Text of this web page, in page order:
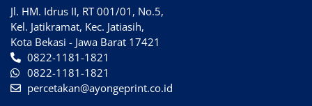
Jl. HM. Idrus II, RT 001/01, No.5,
Kel. Jatikramat, Kec. Jatiasih,
Kota Bekasi - Jawa Barat 17421
0822-1181-1821
0822-1181-1821
percetakan@ayongeprint.co.id